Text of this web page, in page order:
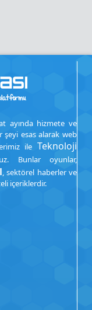
ayında hizmete ve
şeyi esas alarak web
ile Teknoloji
Bunlar oyunlar,
, sektörel haberler ve
içeriklerdir.